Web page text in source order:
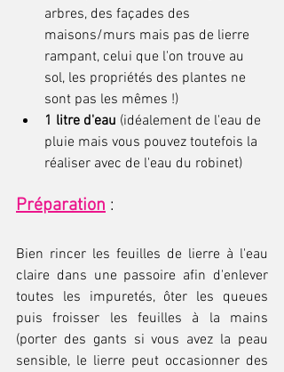
arbres, des façades des
maisons/murs mais pas de lierre
rampant, celui que l'on trouve au
sol, les propriétés des plantes ne
sont pas les mêmes !)
1 litre d'eau (idéalement de l'eau de
pluie mais vous pouvez toutefois la
réaliser avec de l'eau du robinet)
Préparation :
Bien rincer les feuilles de lierre à l'eau
claire dans une passoire afin d'enlever
toutes les impuretés, ôter les queues
puis froisser les feuilles à la mains
(porter des gants si vous avez la peau
sensible, le lierre peut occasionner des